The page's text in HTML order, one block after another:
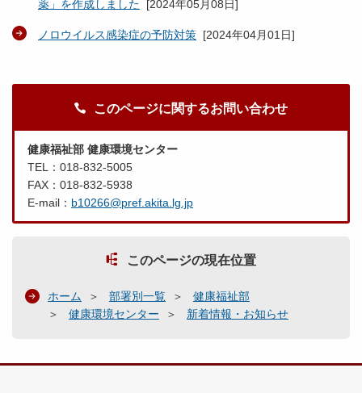
薬」を作成しました [2024年05月08日]
ノロウイルス感染症の予防対策 [2024年04月01日]
このページに関するお問い合わせ
健康福祉部 健康環境センター
TEL：018-832-5005
FAX：018-832-5938
E-mail： b10266@pref.akita.lg.jp
このページの現在位置
ホーム 部署別一覧
健康福祉部
健康環境センター
新着情報・お知らせ